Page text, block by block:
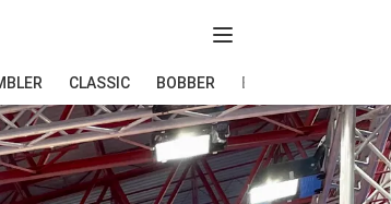
Abir menú
CLASSIC BOBBER ELÉCTRICAS